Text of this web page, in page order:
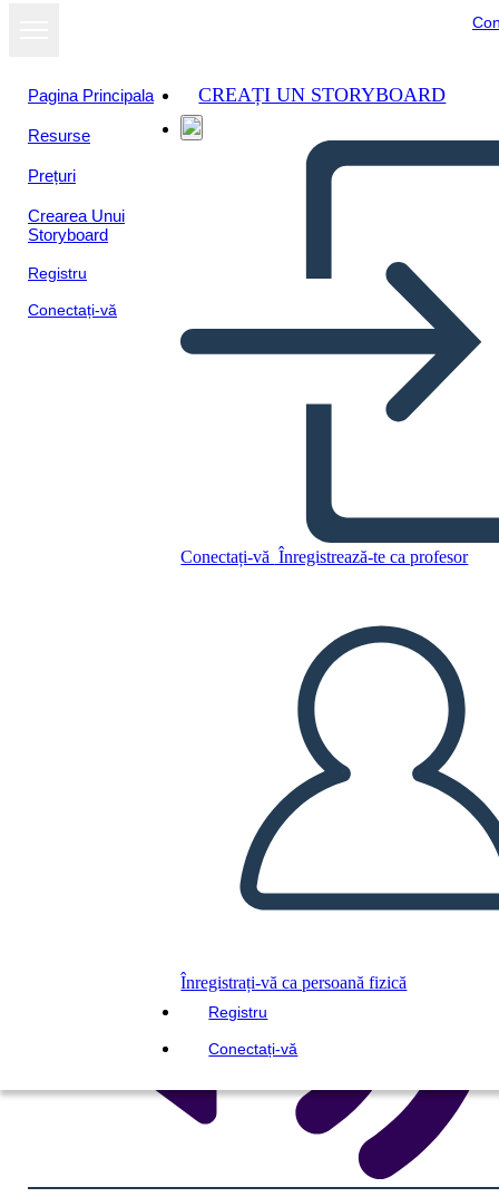
Pagina Principala
Resurse
Prețuri
Crearea Unui
Storyboard
Registru
Conectați-vă
CREAȚI UN STORYBOARD
Conectați-vă Înregistrează-te ca profesor
Înregistrați-vă ca persoană fizică
Registru
Conectați-vă
REDAȚI PREZENTAREA DE DIAPOZITIVE
CITESTE-MI